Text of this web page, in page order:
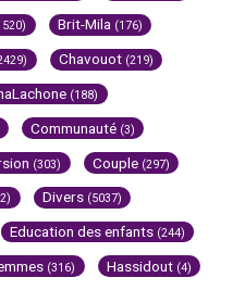
Brit-Mila (176)
Chavouot (219)
(188)
Communauté (3)
(303) Couple (297)
Divers (5037)
Education des enfants (244)
(316) Hassidout (4)